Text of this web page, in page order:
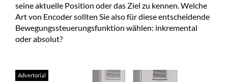
seine aktuelle Position oder das Ziel zu kennen. Welche
Art von Encoder sollten Sie also für diese entscheidende
Bewegungssteuerungsfunktion wählen: inkremental
oder absolut?
Advertorial